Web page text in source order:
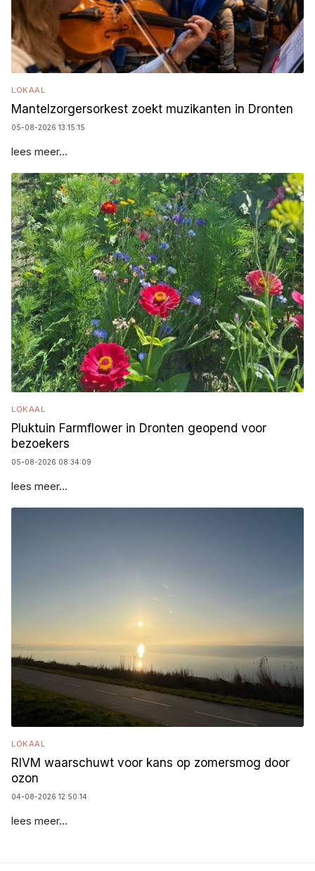
LOKAAL
Mantelzorgersorkest zoekt muzikanten in Dronten
05-08-2026 13:15:15
lees meer...
LOKAAL
Pluktuin Farmflower in Dronten geopend voor
bezoekers
05-08-2026 08:34:09
lees meer...
LOKAAL
RIVM waarschuwt voor kans op zomersmog door
ozon
04-08-2026 12:50:14
lees meer...